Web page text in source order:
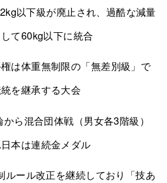
以下級が廃止され、過酷な減量
て60kg以下に統合
は体重無制限の「無差別級」で
を継承する大会
ら混合団体戦（男女各3階級）
本は連続金メダル
ルール改正を継続しており「技あ